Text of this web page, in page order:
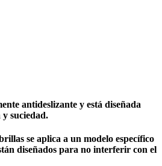
antideslizante y está diseñada
suciedad.
se aplica a un modelo específico
diseñados para no interferir con el